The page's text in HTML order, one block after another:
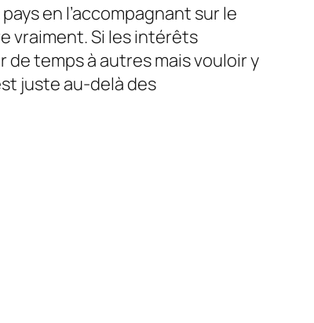
en l’accompagnant sur le
vraiment. Si les intérêts
temps à autres mais vouloir y
juste au-delà des